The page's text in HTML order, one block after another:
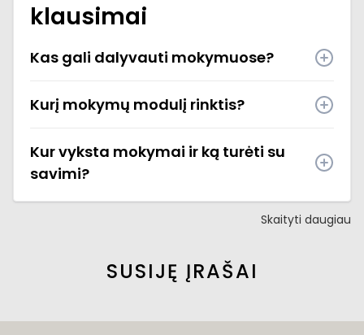
klausimai
Kas gali dalyvauti mokymuose?
Kurį mokymų modulį rinktis?
Kur vyksta mokymai ir ką turėti su
savimi?
Skaityti daugiau
SUSIJĘ ĮRAŠAI